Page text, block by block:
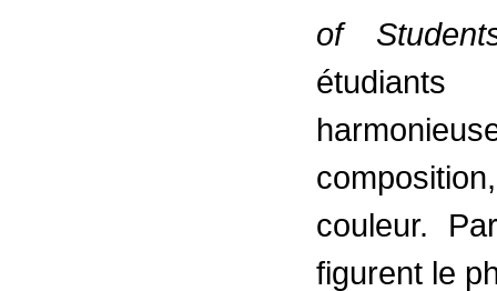
of
couleur.
figurent le